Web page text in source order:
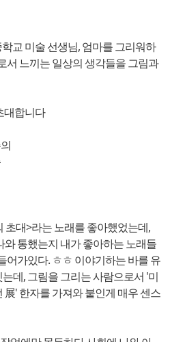
교 미술 선생님, 엄마를 그리워하
서 느끼는 일상의 생각들을 그림과
대합니다
대>라는 노래를 좋아했었는데,
통했는지 내가 좋아하는 노래들
어가있다. ㅎㅎ 이야기하는 바를 유
데, 그림을 그리는 사람으로서 '미
展' 한자를 가져와 붙인게 매우 센스